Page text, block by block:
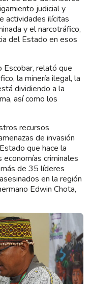
judicial y
actividades ilícitas
y el narcotráfico,
del Estado en esos
Escobar, relató que
la minería ilegal, la
dividiendo a la
así como los
recursos
de invasión
que hace la
criminales
de 35 líderes
en la región
Edwin Chota,